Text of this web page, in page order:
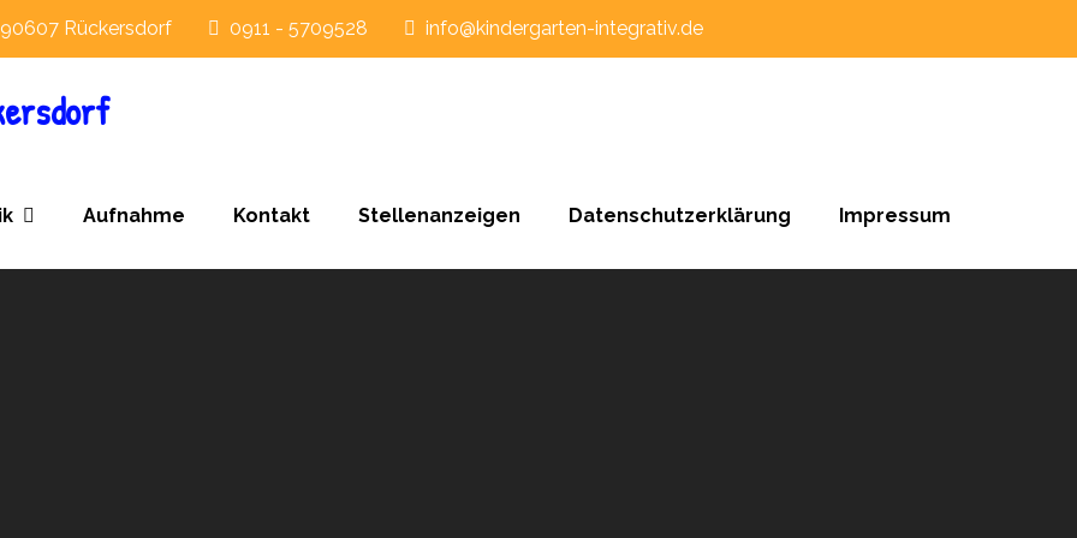
Rückersdorf 0911 - 5709528 info@kindergarten-integrativ.de
Aufnahme Kontakt Stellenanzeigen Datenschutzerklärung Impressum